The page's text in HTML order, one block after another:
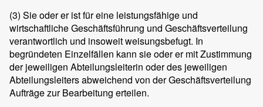
(3) Sie oder er ist für eine leistungsfähige und
wirtschaftliche Geschäftsführung und Geschäftsverteilung
verantwortlich und insoweit weisungsbefugt. In
begründeten Einzelfällen kann sie oder er mit Zustimmung
der jeweiligen Abteilungsleiterin oder des jeweiligen
Abteilungsleiters abweichend von der Geschäftsverteilung
Aufträge zur Bearbeitung erteilen.